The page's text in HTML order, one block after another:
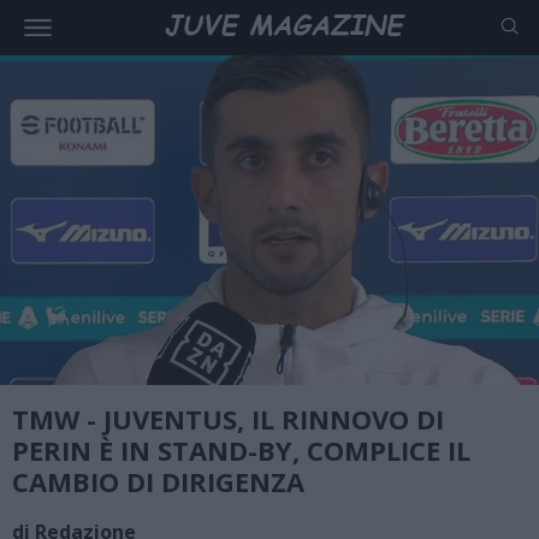
TMW - JUVENTUS, IL RINNOVO DI
PERIN È IN STAND-BY, COMPLICE IL
CAMBIO DI DIRIGENZA
di Redazione